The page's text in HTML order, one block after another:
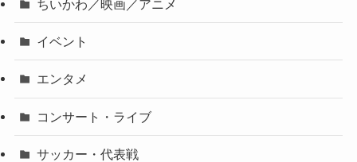
ちいかわ／映画／アニメ
イベント
エンタメ
コンサート・ライブ
サッカー・代表戦